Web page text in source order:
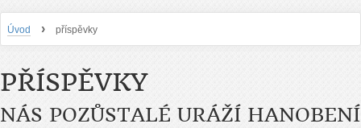
Úvod › příspěvky
PŘÍSPĚVKY
NÁS POZŮSTALÉ URÁŽÍ HANOBENÍ